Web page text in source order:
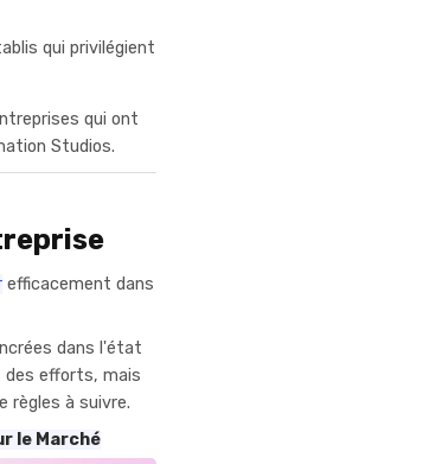
qui privilégient
qui ont
Studios.
efficacement dans
dans l'état
des efforts, mais
règles à suivre.
le Marché